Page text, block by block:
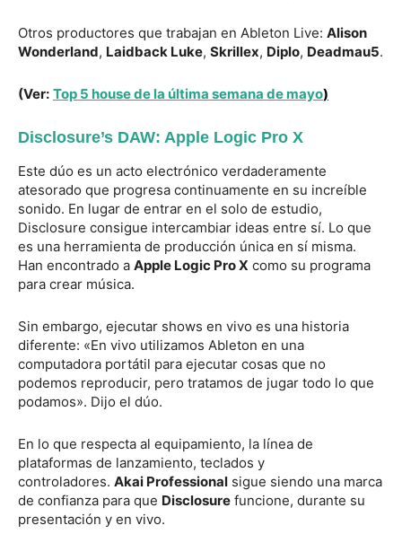
Otros productores que trabajan en Ableton Live: Alison
Wonderland, Laidback Luke, Skrillex, Diplo, Deadmau5.
(Ver: Top 5 house de la última semana de mayo)
Disclosure’s DAW: Apple Logic Pro X
Este dúo es un acto electrónico verdaderamente
atesorado que progresa continuamente en su increíble
sonido. En lugar de entrar en el solo de estudio,
Disclosure consigue intercambiar ideas entre sí. Lo que
es una herramienta de producción única en sí misma.
Han encontrado a Apple Logic Pro X como su programa
para crear música.
Sin embargo, ejecutar shows en vivo es una historia
diferente: «En vivo utilizamos Ableton en una
computadora portátil para ejecutar cosas que no
podemos reproducir, pero tratamos de jugar todo lo que
podamos». Dijo el dúo.
En lo que respecta al equipamiento, la línea de
plataformas de lanzamiento, teclados y
controladores. Akai Professional sigue siendo una marca
de confianza para que Disclosure funcione, durante su
presentación y en vivo.